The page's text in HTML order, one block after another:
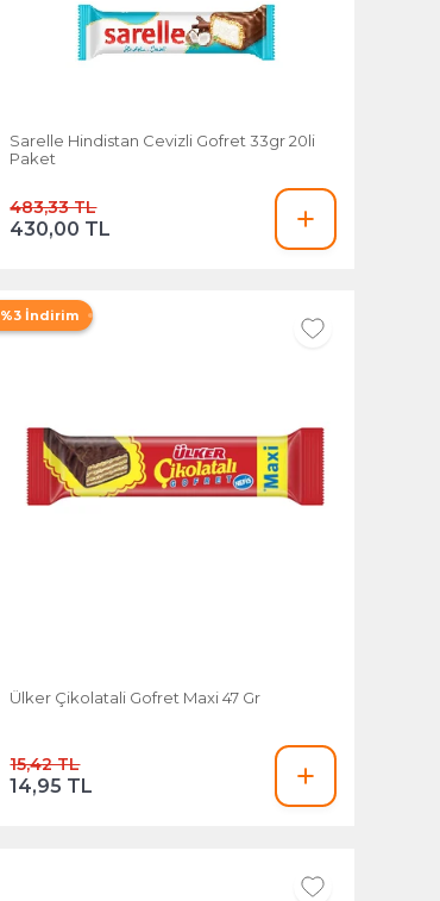
Sarelle Hindistan Cevizli Gofret 33gr 20li
Paket
483,33 TL
430,00 TL
%3 İndirim
Ülker Çikolatali Gofret Maxi 47 Gr
15,42 TL
14,95 TL